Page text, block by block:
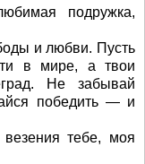
подружка,
и любви. Пусть
в мире, а твои
Не забывай
победить — и
тебе, моя